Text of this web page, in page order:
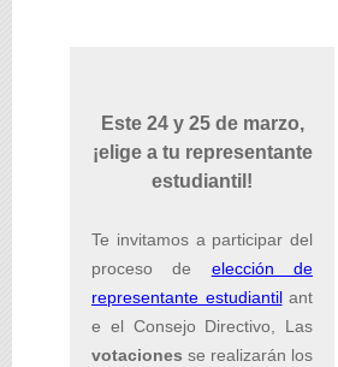
Este 24 y 25 de marzo,
¡elige a tu representante
estudiantil!
Te invitamos a participar del
proceso de elección de
representante estudiantilant
e el Consejo Directivo, Las
votaciones se realizarán los